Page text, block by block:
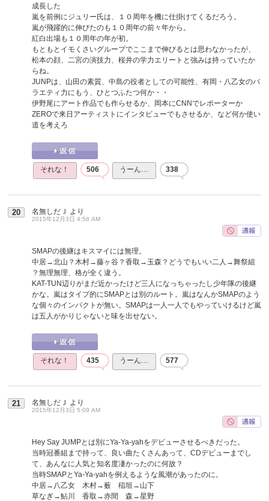
成長した
嵐を前例にジュリー氏は、１０周年を機に仕掛けてくるだろう。
嵐が飛躍的に伸びたのも１０周年の前々年から。
紅白出場も１０周年の年が初。
もともとイモくさいグループでここまで伸びるとは思わなかったが、
松本の顔、二宮の演技力、桜井の学力エリートと強みは持っていたか
らね。
JUNPは、山田の素質、中島の役者としての可能性、有岡・八乙女のバ
ラエティ力にもう、ひとつふたつ何か・・
伊野尾にアート作品でも作らせるか、岡本にCNNでレポーターか
ZEROで来日アーティストにインタビューでもさせるか、など何か使い
道を考えろ
それな！ 506 うーん… 338
20 名無しだＪ より
2015年12月3日 4:58 AM
SMAPの後継はキスマイには無理。
中居→北山？木村→藤ヶ谷？香取→玉森？どうでもいい二人→舞祭組
？無理無理、格が全く違う。
KAT-TUN辺りがまだ近かったけど三人になっちゃったし少年隊の後継
かな。嵐はタイプ的にSMAPとは別のルート。嵐はなんかSMAPのよう
な個々のインパクトが無い。SMAPは一人一人でもやっていけるけど嵐
は五人がかりじゃないと味を出せない。
それな！ 435 うーん… 577
21 名無しだＪ より
2015年12月3日 5:09 AM
Hey Say JUMPとは別にYa-Ya-yahをデビューさせるべきだった。
当時冠番組まで持って、良い曲たくさんあって、CDデビューまでし
て、あんなに人気と知名度凄かったのに何故？
当時SMAPとYa-Ya-yahを例えるような風潮があったのに。
中居→八乙女 木村→薮 稲垣→山下
草なぎ→鮎川 香取→赤間 森→星野